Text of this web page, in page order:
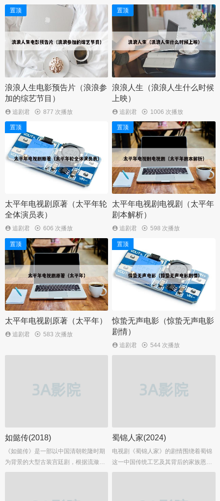
置顶
浪浪人生电影预告片（浪浪参
加的综艺节目）
追剧君 877 次播放
置顶
浪浪人生（浪浪人生什么时候
上映）
追剧君 1006 次播放
置顶
太平年电视剧原著（太平年轮
全体演员表）
追剧君 606 次播放
置顶
太平年电视剧电视剧（太平年
剧本解析）
追剧君 598 次播放
置顶
太平年电视剧原著（太平年）
追剧君 583 次播放
置顶
惊蛰无声电影（惊蛰无声电影
剧情）
追剧君 544 次播放
如懿传(2018)
《如懿传》是一部以中国清朝乾隆时期
为背景的大型古装宫廷剧，根据流潋紫
所著小说改编，讲述了乌拉那拉·如懿与
蜀锦人家(2024)
电视剧《蜀锦人家》的剧情围绕着蜀锦
这一中国传统工艺及其背后的家族恩怨
和爱情纠葛展开，讲述了季英英这一角